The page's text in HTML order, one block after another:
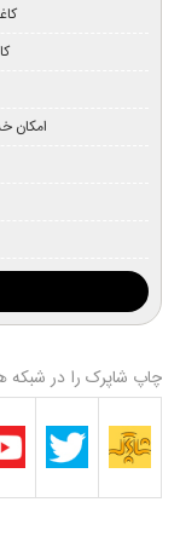
امکان
چاپ شاپرک را در شبکه